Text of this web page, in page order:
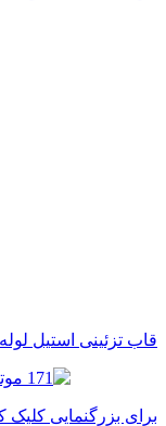
قاب تزئینی استیل
برای بزرگنمایی کلیک